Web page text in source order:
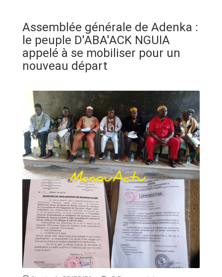
ALERTE
ANNONCE
ASSAINISSEMENT
BREAKING-NEWS
CAMEROUN
PLUS
Assemblée générale de Adenka :
le peuple D'ABA'ACK NGUIA
appelé à se mobiliser pour un
nouveau départ